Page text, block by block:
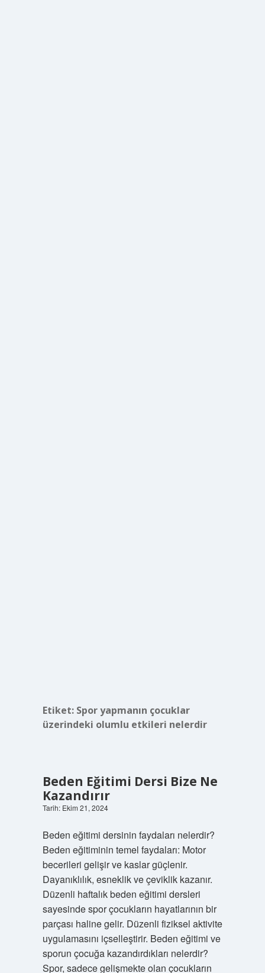
Etiket: Spor yapmanın çocuklar
üzerindeki olumlu etkileri nelerdir
Beden Eğitimi Dersi Bize Ne
Kazandırır
Tarih: Ekim 21, 2024
Beden eğitimi dersinin faydaları nelerdir?
Beden eğitiminin temel faydaları: Motor
becerileri gelişir ve kaslar güçlenir.
Dayanıklılık, esneklik ve çeviklik kazanır.
Düzenli haftalık beden eğitimi dersleri
sayesinde spor çocukların hayatlarının bir
parçası haline gelir. Düzenli fiziksel aktivite
uygulamasını içselleştirir. Beden eğitimi ve
sporun çocuğa kazandırdıkları nelerdir?
Spor, sadece gelişmekte olan çocukların